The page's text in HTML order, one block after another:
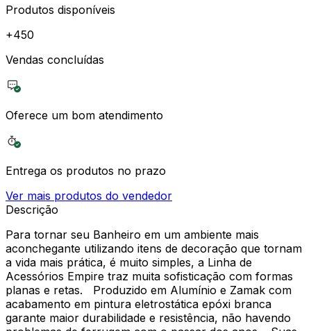
Produtos disponíveis
+450
Vendas concluídas
Oferece um bom atendimento
Entrega os produtos no prazo
Ver mais produtos do vendedor
Descrição
Para tornar seu Banheiro em um ambiente mais
aconchegante utilizando itens de decoração que tornam
a vida mais prática, é muito simples, a Linha de
Acessórios Empire traz muita sofisticação com formas
planas e retas. Produzido em Alumínio e Zamak com
acabamento em pintura eletrostática epóxi branca
garante maior durabilidade e resistência, não havendo